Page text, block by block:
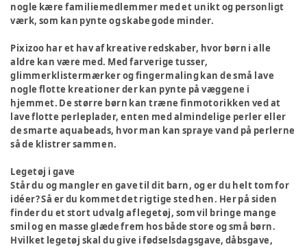
nogle kære familiemedlemmer med et unikt og personligt
værk, som kan pynte og skabe gode minder.
Pixizoo har et hav af kreative redskaber, hvor børn i alle
aldre kan være med. Med farverige tusser,
glimmerklistermærker og fingermaling kan de små lave
nogle flotte kreationer der kan pynte på væggene i
hjemmet. De større børn kan træne finmotorikken ved at
lave flotte perleplader, enten med almindelige perler eller
de smarte aquabeads, hvor man kan spraye vand på perlerne
så de klistrer sammen.
Legetøj i gave
Står du og mangler en gave til dit barn, og er du helt tom for
idéer? Så er du kommet det rigtige sted hen. Her på siden
finder du et stort udvalg af legetøj, som vil bringe mange
smil og en masse glæde frem hos både store og små børn.
Hvilket legetøj skal du give i fødselsdagsgave, dåbsgave,